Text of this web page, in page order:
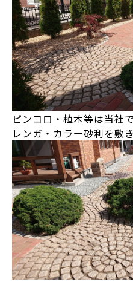
ピンコロ・植木等は当社
レンガ・カラー砂利を敷